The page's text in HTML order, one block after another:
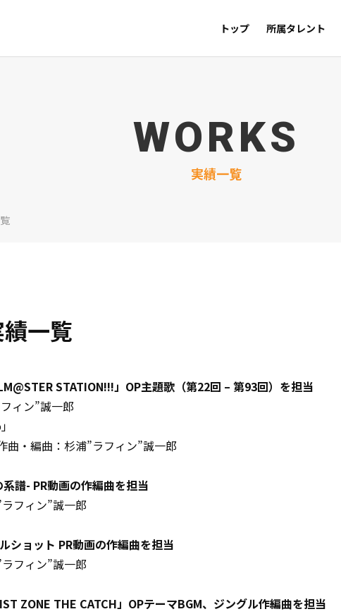
トップ 所属タレント
WORKS
実績一覧
一覧
STATION!!!」OP主題歌（第22回 – 第93回）を担当
ィン”誠一郎
曲・編曲：杉浦”ラフィン”誠一郎
譜- PR動画の作編曲を担当
フィン”誠一郎
ショット PR動画の作編曲を担当
フィン”誠一郎
ZONE THE CATCH」OPテーマBGM、ジングル作編曲を担当